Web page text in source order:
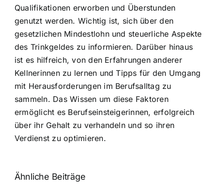
Qualifikationen erworben und Überstunden
genutzt werden. Wichtig ist, sich über den
gesetzlichen Mindestlohn und steuerliche Aspekte
des Trinkgeldes zu informieren. Darüber hinaus
ist es hilfreich, von den Erfahrungen anderer
Kellnerinnen zu lernen und Tipps für den Umgang
mit Herausforderungen im Berufsalltag zu
sammeln. Das Wissen um diese Faktoren
ermöglicht es Berufseinsteigerinnen, erfolgreich
über ihr Gehalt zu verhandeln und so ihren
Verdienst zu optimieren.
Ähnliche Beiträge